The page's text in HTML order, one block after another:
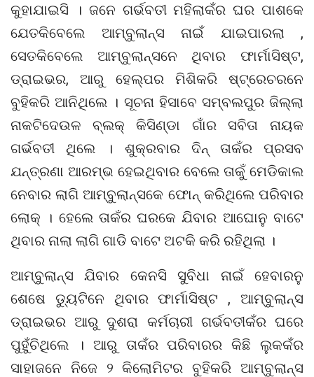
କୁହାଯାଇସି । ଜନେ ଗର୍ଭବତୀ ମହିଲାକଁର ଘର ପାଶକେ
ଯେତକିବେଲେ ଆମ୍ବୁଲାନ୍ସ ନାଇଁ ଯାଇପାରଲା ,
ସେତକିବେଲେ ଆମ୍ବୁଲାନ୍ସନେ ଥିବାର ଫାର୍ମାସିଷ୍ଟ,
ଡ୍ରାଇଭର, ଆରୁ ହେଲ୍ପର ମିଶିକରି ଷ୍ଟ୍ରେଚରନେ
ବୁହିକରି ଆନିଥିଲେ । ସୂଚନା ହିସାବେ ସମ୍ବଲପୁର ଜିଲ୍ଲା
ନାକଟିଦେଉଳ ବ୍ଲକ୍ କିସିଣ୍ଡା ଗାଁର ସବିତା ନାୟକ
ଗର୍ଭବତୀ ଥିଲେ । ଶୁକ୍ରବାର ଦିନ୍ ତାକଁର ପ୍ରସବ
ଯନ୍ତ୍ରଣା ଆରମ୍ଭ ହେଇଥିବାର ବେଲେ ତାକୁଁ ମେଡିକାଲ
ନେବାର ଲାଗି ଆମ୍ବୁଲାନ୍ସକେ ଫୋନ୍ କରିଥିଲେ ପରିବାର
ଲୋକ୍ । ହେଲେ ତାକଁର ଘରକେ ଯିବାର ଆଘୋନୁ ବାଟେ
ଥିବାର ନାଲା ଲାଗି ଗାଡି ବାଟେ ଅଟକି କରି ରହିଥିଲା ।
ଆମ୍ବୁଲାନ୍ସ ଯିବାର କେନସି ସୁବିଧା ନାଇଁ ହେବାରନୁ
ଶେଷେ ଡ୍ୟୁଟିନେ ଥିବାର ଫାର୍ମାସିଷ୍ଟ , ଆମ୍ବୁଲାନ୍ସ
ଡ୍ରାଇଭର ଆରୁ ଦୁଶରା କର୍ମଚାରୀ ଗର୍ଭବତୀକଁର ଘରେ
ପୁହୁଁଚିଥିଲେ । ଆରୁ ତାକଁର ପରିବାରର କିଛି ଲୁକକଁର
ସାହାଜନେ ନିଜେ ୨ କିଲୋମିଟର ବୁହିକରି ଆମ୍ବୁଲାନ୍ସ